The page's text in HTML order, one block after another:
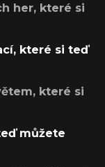
her, které si
které si teď
které si
můžete